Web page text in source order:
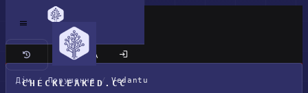
CHECKLEAKED.CC
Класичний сайт
Дім / Порушення / Vedantu